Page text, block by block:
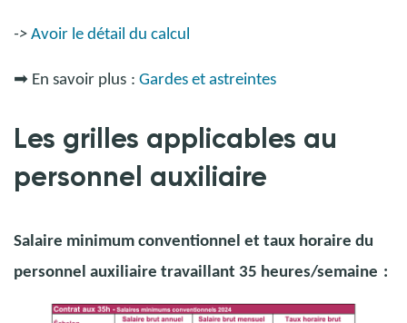
-> Avoir le détail du calcul
➡ En savoir plus : Gardes et astreintes
Les grilles applicables au
personnel auxiliaire
Salaire minimum conventionnel et taux horaire du
personnel auxiliaire travaillant 35 heures/semaine :